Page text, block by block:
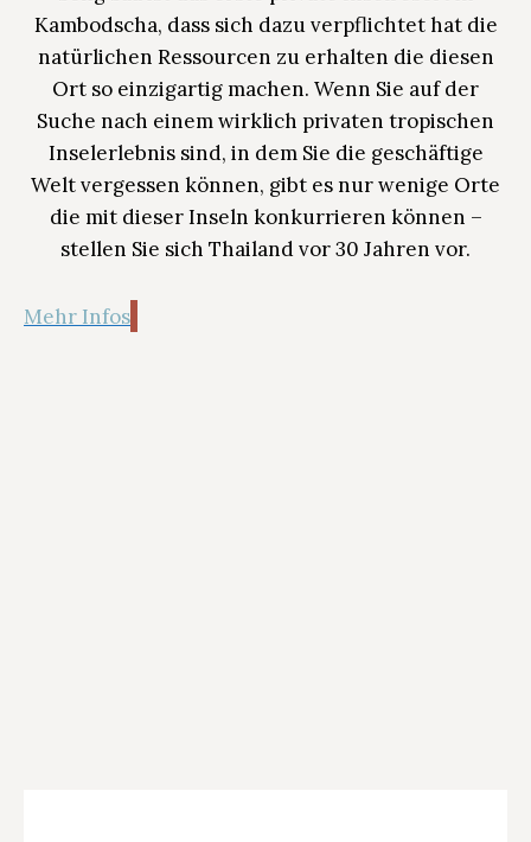
Kambodscha, dass sich dazu verpflichtet hat die
natürlichen Ressourcen zu erhalten die diesen
Ort so einzigartig machen. Wenn Sie auf der
Suche nach einem wirklich privaten tropischen
Inselerlebnis sind, in dem Sie die geschäftige
Welt vergessen können, gibt es nur wenige Orte
die mit dieser Inseln konkurrieren können –
stellen Sie sich Thailand vor 30 Jahren vor.
Mehr Infos